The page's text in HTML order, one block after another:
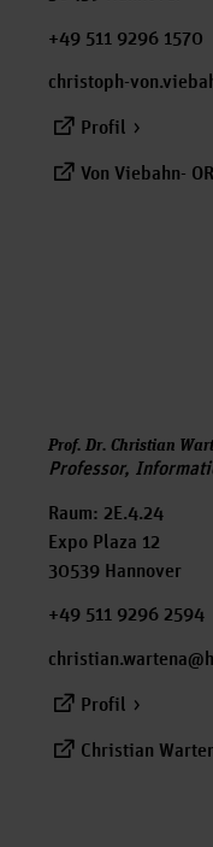
+49 511 9296 1570
christoph-
Profil
Von Viebahn-
Prof. Dr. Christian
Professor,
Raum: 2E.4.24
Expo Plaza 12
30539 Hannover
+49 511 9296 2594
Profil
Christian